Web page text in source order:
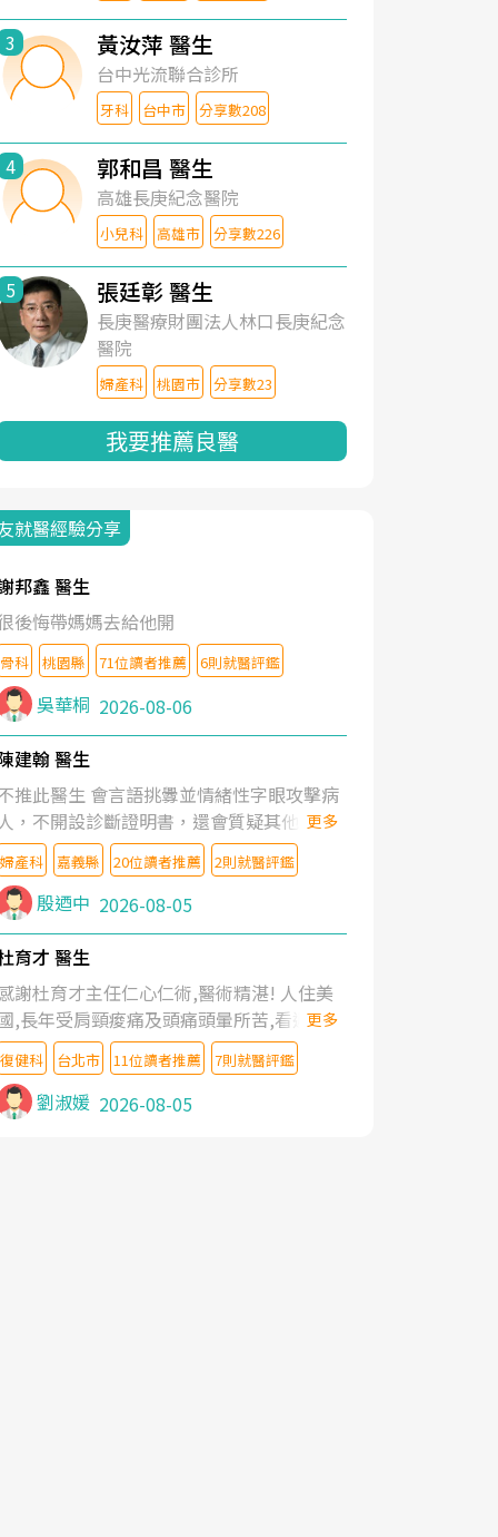
3 黃汝萍 醫生
台中光流聯合診所
牙科 台中市 分享數208
4 郭和昌 醫生
高雄長庚紀念醫院
小兒科 高雄市 分享數226
5 張廷彰 醫生
長庚醫療財團法人林口長庚紀念
醫院
婦產科 桃園市 分享數23
我要推薦良醫
就醫經驗分享
邦鑫 醫生
後悔帶媽媽去給他開
骨科 桃園縣 71位讀者推薦 6則就醫評鑑
吳華桐 2026-08-06
建翰 醫生
推此醫生 會言語挑釁並情緒性字眼攻擊病
，不開設診斷證明書，還會質疑其他醫生
判斷！
更多
婦產科 嘉義縣 20位讀者推薦 2則就醫評鑑
殷迺中 2026-08-05
育才 醫生
謝杜育才主任仁心仁術,醫術精湛! 人住美
,長年受肩頸痠痛及頭痛頭暈所苦,看遍名醫
授,做了各種檢查,也嘗試過西醫打針,中醫
灸及物理徒手治療都沒有用,後來連吃到嗎
類止痛藥都效果有限,只是壓症狀,沒多久就
起來,多年失眠嚴重影響生活品質. 台灣親
更多
復健科 台北市 11位讀者推薦 7則就醫評鑑
劉淑媛 2026-08-05